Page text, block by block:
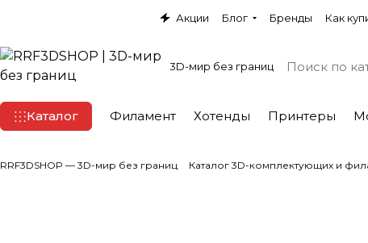
Акции Блог Бренды Как
3D-мир без границ
Каталог Филамент Хотенды Принтеры
RRF3DSHOP — 3D-мир без границ Каталог 3D-комплектующих и